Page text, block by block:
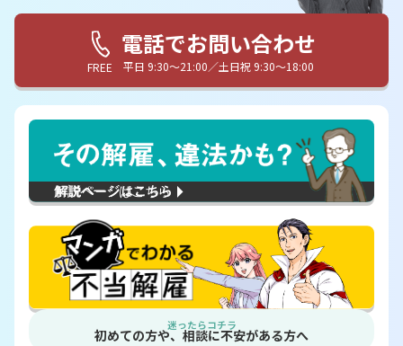
FREE
電話でお問い合わせ
平日 9:30〜21:00／土日祝 9:30〜18:00
迷ったらコチラ
初めての方や、相談に不安がある方へ